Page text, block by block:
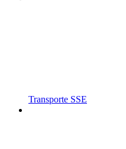
Transporte SSE